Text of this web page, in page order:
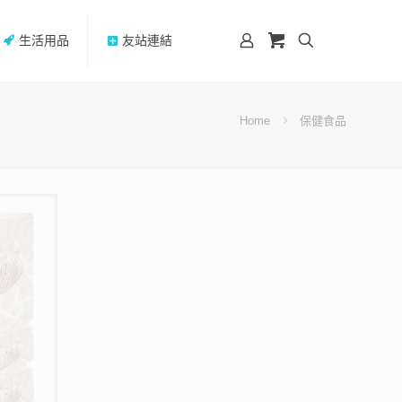
生活用品 友站連結
Home 保健食品